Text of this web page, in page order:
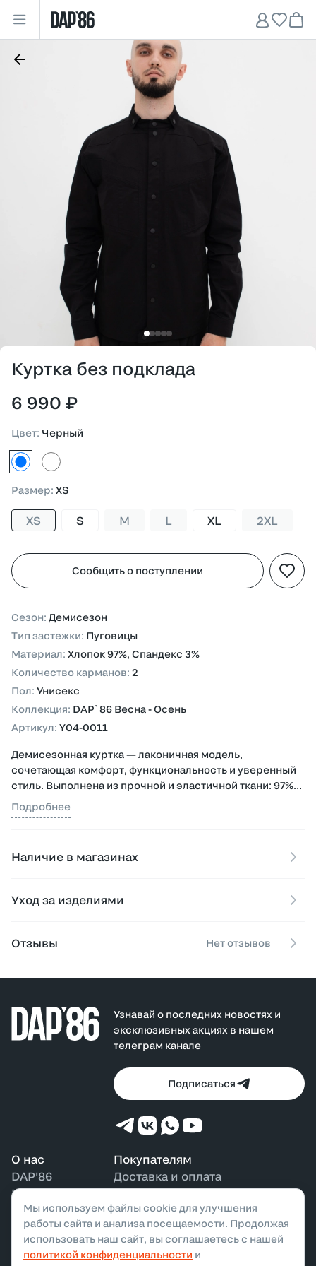
• Верхняя одежда
Куртка без подклада
6 990 ₽
Цвет: Черный
черныйсерый
Размер: XS
XS S M L XL 2XL
Сообщить о поступлении
Сезон: Демисезон
Тип застежки: Пуговицы
Материал: Хлопок 97%, Спандекс 3%
Количество карманов: 2
Пол: Унисекс
Коллекция: DAP`86 Весна - Осень
Артикул: Y04-0011
Демисезонная куртка — лаконичная модель,
сочетающая комфорт, функциональность и уверенный
стиль. Выполнена из прочной и эластичной ткани: 97%
хлопка и 3% спандекса, благодаря чему материал
сохраняет форму и обеспечивает свободу движений.
переходные сезоны — весной и осенью. Застёжка на
а фурнитура от мирового производителя YKK
гарантирует долговечность и безупречное качество
Подробнее
Наличие в магазинах
Уход за изделиями
Отзывы Нет отзывов
О нас
DAP'86
Контакты
Наши магазины
Покупателям
Доставка и оплата
Возврат и обмен
Бонусная программа
Узнавай о последних новостях и
эксклюзивных акциях в нашем
телеграм канале
Подписаться
Мы используем файлы cookie для улучшения
работы сайта и анализа посещаемости. Продолжая
использовать наш сайт, вы соглашаетесь с нашей
политикой конфиденциальности и